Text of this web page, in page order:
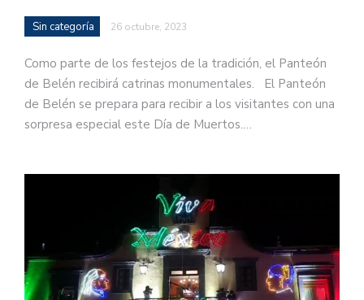
Sin categoría 26 octubre, 2023
Como parte de los festejos de la tradición, el Panteón
de Belén recibirá catrinas monumentales. El Panteón
de Belén se prepara para recibir a los visitantes con una
sorpresa especial este Día de Muertos.…